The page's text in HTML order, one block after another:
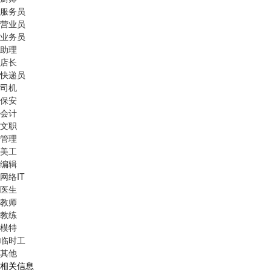
服务员
营业员
业务员
助理
店长
快递员
司机
保安
会计
文职
管理
美工
编辑
网络IT
医生
教师
教练
模特
临时工
其他
相关信息